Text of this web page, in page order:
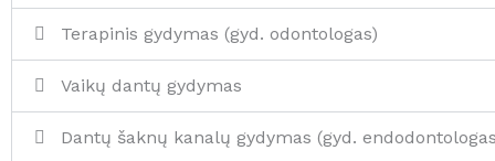
Terapinis gydymas (gyd. odontologas)
Vaikų dantų gydymas
Dantų šaknų kanalų gydymas (gyd.